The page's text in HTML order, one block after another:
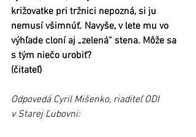
križovatke pri tržnici nepozná, si ju
nemusí všimnúť. Navyše, v lete mu vo
výhľade cloní aj „zelená“ stena. Môže sa
s tým niečo urobiť?
(čitateľ)
Odpovedá Cyril Mišenko, riaditeľ ODI
v Starej Ľubovni: